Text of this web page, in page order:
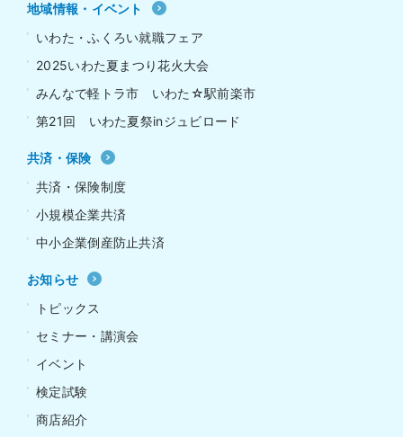
地域情報・イベント
いわた・ふくろい就職フェア
2025いわた夏まつり花火大会
みんなで軽トラ市 いわた☆駅前楽市
第21回 いわた夏祭inジュビロード
共済・保険
共済・保険制度
小規模企業共済
中小企業倒産防止共済
お知らせ
トピックス
セミナー・講演会
イベント
検定試験
商店紹介